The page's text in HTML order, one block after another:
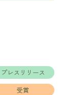
プレスリリース
受賞